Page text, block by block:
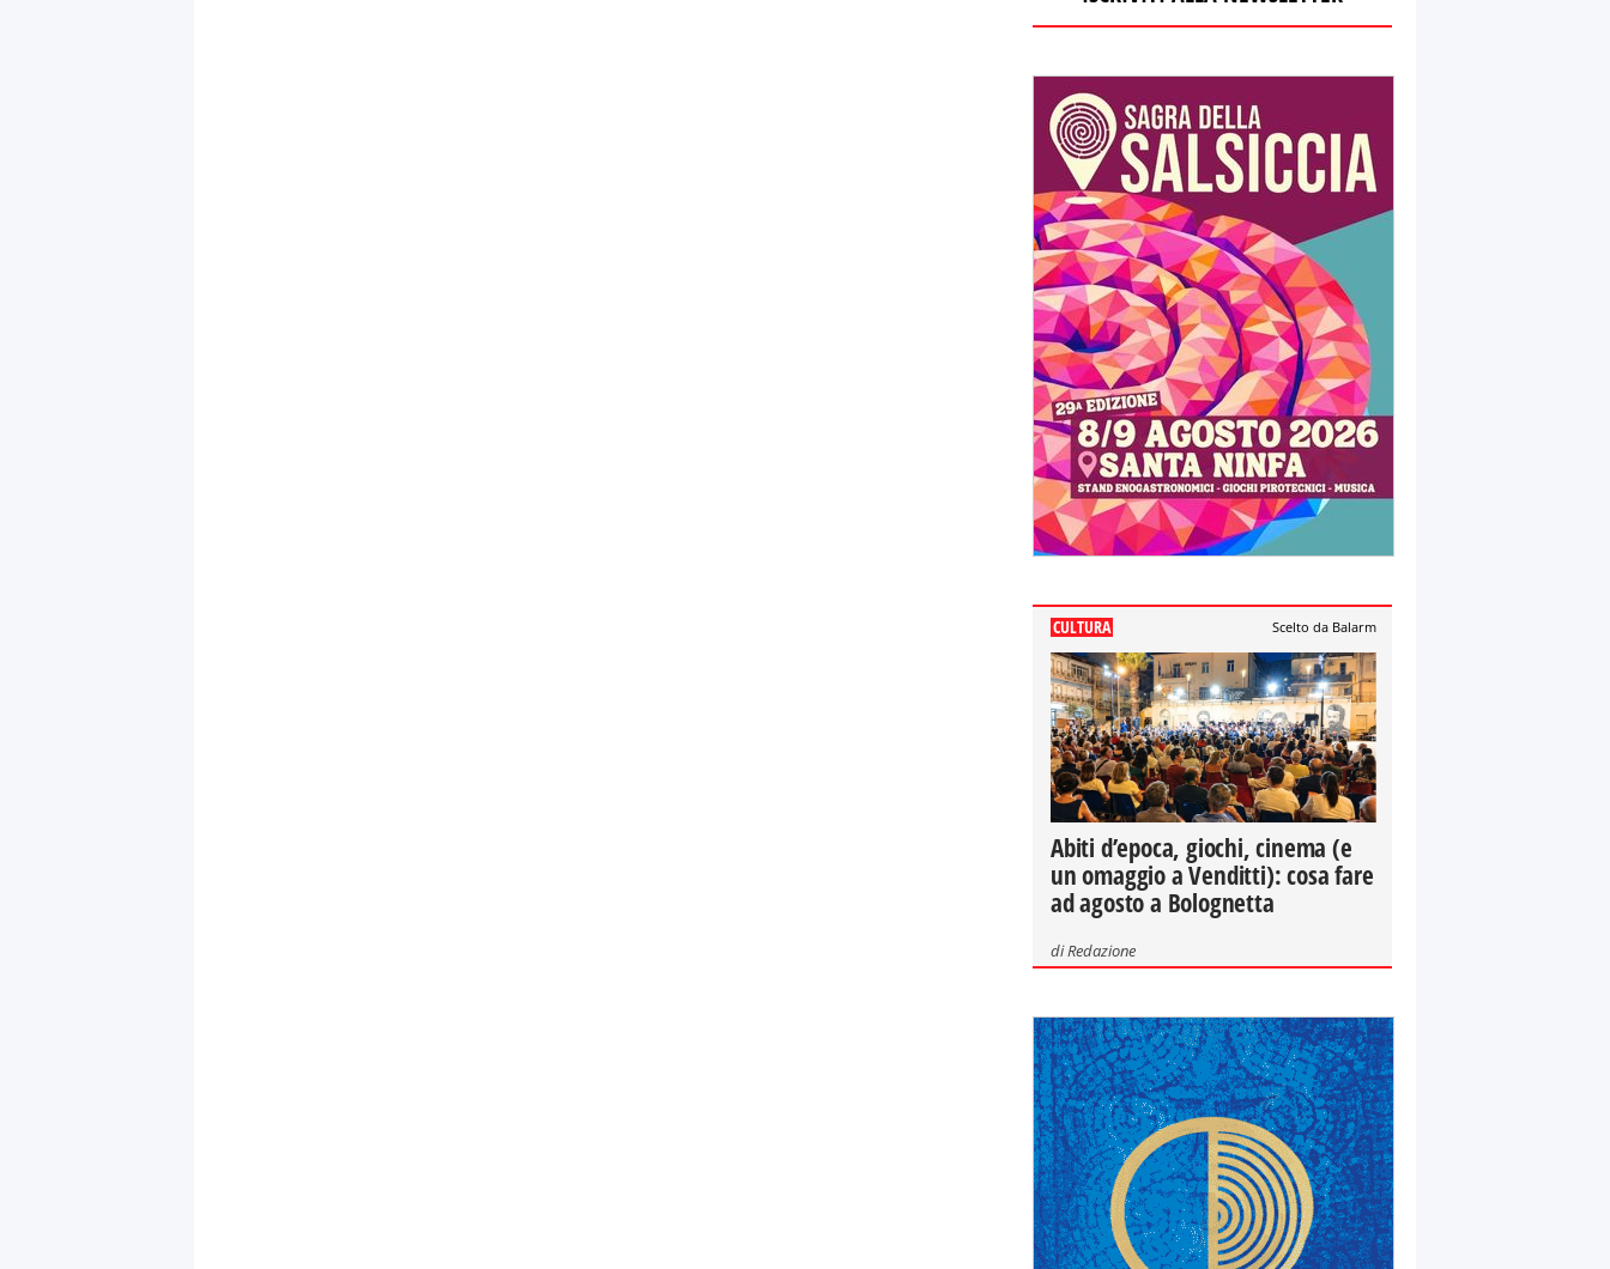
CULTURA Scelto da Balarm
Abiti d’epoca, giochi, cinema (e
un omaggio a Venditti): cosa fare
ad agosto a Bolognetta
diRedazione